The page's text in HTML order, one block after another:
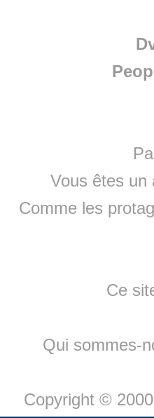
Vous êtes un
Comme les
Ce
Qui sommes-
Copyright ©